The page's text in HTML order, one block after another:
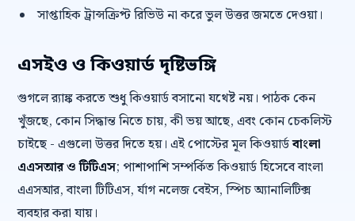
সাপ্তাহিক ট্রান্সক্রিপ্ট রিভিউ না করে ভুল উত্তর জমতে দেওয়া।
এসইও ও কিওয়ার্ড দৃষ্টিভঙ্গি
গুগলে র‍্যাঙ্ক করতে শুধু কিওয়ার্ড বসানো যথেষ্ট নয়। পাঠক কেন
খুঁজছে, কোন সিদ্ধান্ত নিতে চায়, কী ভয় আছে, এবং কোন চেকলিস্ট
চাইছে - এগুলো উত্তর দিতে হয়। এই পোস্টের মূল কিওয়ার্ডবাংলা
এএসআর ও টিটিএস; পাশাপাশি সম্পর্কিত কিওয়ার্ড হিসেবে বাংলা
এএসআর, বাংলা টিটিএস, র্যাগ নলেজ বেইস, স্পিচ অ্যানালিটিক্স
ব্যবহার করা যায়।